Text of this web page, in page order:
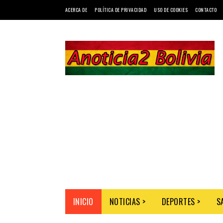
ACERCA DE POLÍTICA DE PRIVACIDAD USO DE COOKIES CONTACTO
INICIO NOTICIAS > DEPORTES >